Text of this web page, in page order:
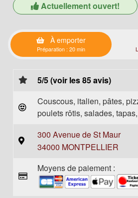
Actuellement ouvert!
À emporter
Préparation : 20 min
5/5 (voir les 85 avis)
Couscous, italien, pâtes,
poulets rôtis, salades,
300 Avenue de St Maur
34000 MONTPELLIER
Moyens de paiement :